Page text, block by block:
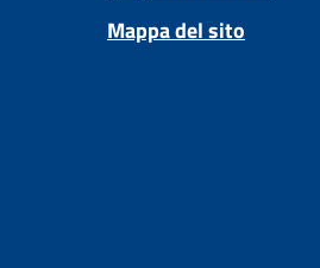
Mappa del sito